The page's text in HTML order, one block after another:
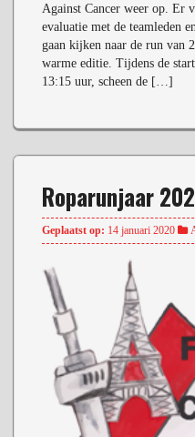
Against Cancer weer op. Er
evaluatie met de teamleden
gaan kijken naar de run van
warme editie. Tijdens de
13:15 uur, scheen de […]
Roparunjaar
Geplaatst op: 14 januari 2020